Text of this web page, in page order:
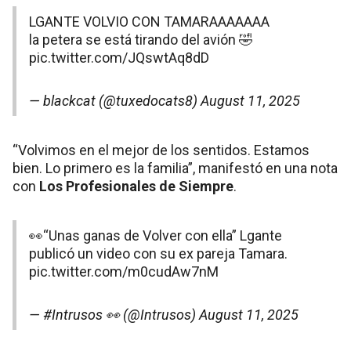
LGANTE VOLVIO CON TAMARAAAAAAA
la petera se está tirando del avión 🤣
pic.twitter.com/JQswtAq8dD
— blackcat (@tuxedocats8) August 11, 2025
“Volvimos en el mejor de los sentidos. Estamos
bien. Lo primero es la familia”, manifestó en una nota
con Los Profesionales de Siempre.
👀“Unas ganas de Volver con ella” Lgante
publicó un video con su ex pareja Tamara.
pic.twitter.com/m0cudAw7nM
— #Intrusos 👀 (@Intrusos) August 11, 2025